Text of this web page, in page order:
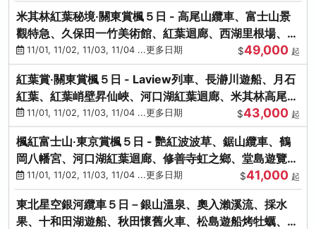
米其林紅葉秘境‧關東賞楓５日 - 高尾山纜車、富士山景
觀特急、久保田一竹美術館、紅葉迴廊、西湖里根場、銀
杏大道
11/01, 11/02, 11/03, 11/04 ...更多日期 $49,000 起
紅葉賞‧關東賞楓５日 - Laview列車、長瀞川遊船、月石
紅葉、紅葉峭壁昇仙峽、河口湖紅葉迴廊、米其林高尾
山、海鮮盛宴
11/01, 11/02, 11/03, 11/04 ...更多日期 $43,000 起
楓紅富士山‧東京賞楓５日 - 艷紅波波草、鋸山纜車、鶴
岡八幡宮、河口湖紅葉迴廊、修善寺虹之鄉、堂島遊覽
船、熱海梅園
11/01, 11/02, 11/03, 11/04 ...更多日期 $41,000 起
東北星空銀河纜車５日－銀山溫泉、奧入瀨溪流、採水
果、十和田湖遊船、秋田懷舊火車、松島遊船烤牡蠣、嚴